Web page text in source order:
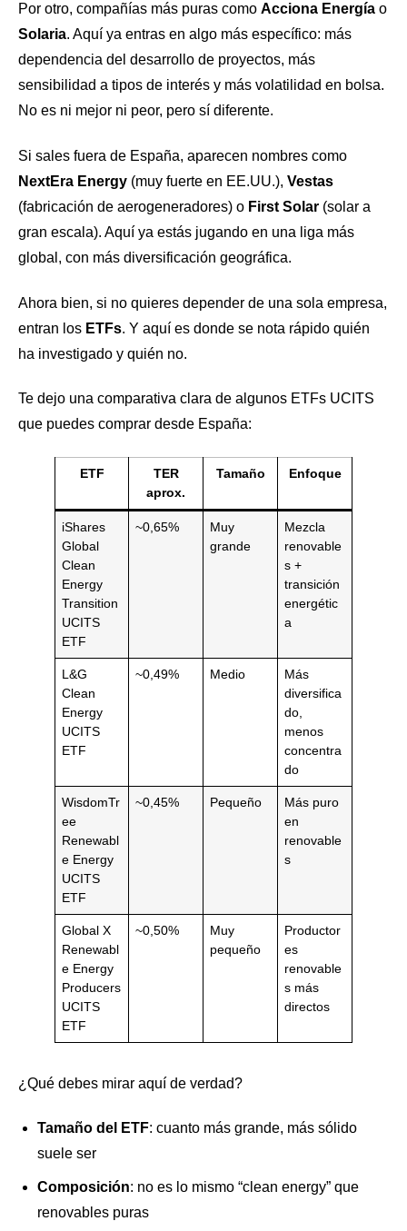
Por otro, compañías más puras como Acciona Energía o
Solaria. Aquí ya entras en algo más específico: más
dependencia del desarrollo de proyectos, más
sensibilidad a tipos de interés y más volatilidad en bolsa.
No es ni mejor ni peor, pero sí diferente.
Si sales fuera de España, aparecen nombres como
NextEra Energy (muy fuerte en EE.UU.), Vestas
(fabricación de aerogeneradores) o First Solar (solar a
gran escala). Aquí ya estás jugando en una liga más
global, con más diversificación geográfica.
Ahora bien, si no quieres depender de una sola empresa,
entran los ETFs. Y aquí es donde se nota rápido quién
ha investigado y quién no.
Te dejo una comparativa clara de algunos ETFs UCITS
que puedes comprar desde España:
ETF
TER
aprox.
Tamaño Enfoque
iShares
Global
Clean
Energy
Transition
UCITS
ETF
~0,65%
Muy
grande
Mezcla
renovable
s +
transición
energétic
a
L&G
Clean
Energy
UCITS
ETF
~0,49% Medio
Más
diversifica
do,
menos
concentra
do
WisdomTr
ee
Renewabl
e Energy
UCITS
ETF
~0,45% Pequeño
Más puro
en
renovable
s
Global X
Renewabl
e Energy
Producers
UCITS
ETF
~0,50%
Muy
pequeño
Productor
es
renovable
s más
directos
¿Qué debes mirar aquí de verdad?
Tamaño del ETF: cuanto más grande, más sólido
suele ser
Composición: no es lo mismo “clean energy” que
renovables puras